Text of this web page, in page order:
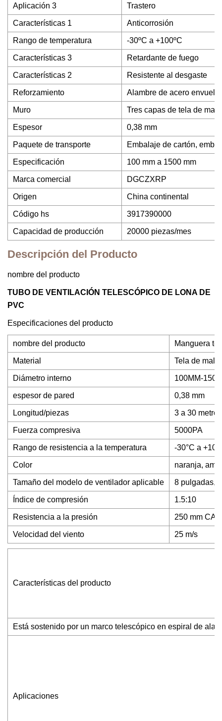
Aplicación 3 Trastero
Características 1 Anticorrosión
Rango de temperatura -30ºC a +100ºC
Características 3 Retardante de fuego
Características 2 Resistente al desgaste
Reforzamiento Alambre de acero
Muro Tres capas de tela de
Espesor 0,38 mm
Paquete de transporte Embalaje de cartón,
Especificación 100 mm a 1500 mm
Marca comercial DGCZXRP
Origen China continental
Código hs 3917390000
Capacidad de producción 20000 piezas/mes
Descripción del Producto
nombre del producto
TUBO DE VENTILACIÓN TELESCÓPICO DE LONA DE
PVC
Especificaciones del producto
nombre del producto Manguera
Material Tela de
Diámetro interno 100MM-
espesor de pared 0,38 mm
Longitud/piezas 3 a 30
Fuerza compresiva 5000PA
Rango de resistencia a la temperatura -30°C a
Color naranja,
Tamaño del modelo de ventilador aplicable 8 pulgadas,
Índice de compresión 1.5:10
Resistencia a la presión 250 mm CA
Velocidad del viento 25 m/s
Características del producto
Está sostenido por un marco telescópico en espiral de
Aplicaciones